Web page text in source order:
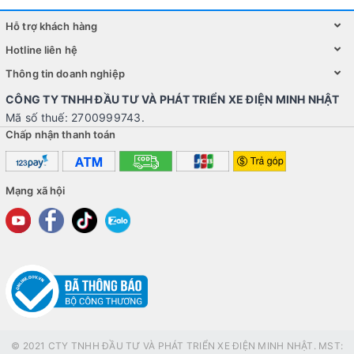
độ an toàn khi sử dụng xe vào ban đêm.
Tay lái thiết kế đơn giản, dễ dàng điều khiển xe.
Hệ thống phanh đĩa trước và sau, cho khả năng phanh tốt
Lợi ích của việc sử dụng xe máy điện DK GoGo S
Hỗ trợ khách hàng
Hotline liên hệ
Thông tin doanh nghiệp
CÔNG TY TNHH ĐẦU TƯ VÀ PHÁT TRIỂN XE ĐIỆN MINH NHẬT
Mã số thuế: 2700999743.
Chấp nhận thanh toán
Mạng xã hội
© 2021 CTY TNHH ĐẦU TƯ VÀ PHÁT TRIỂN XE ĐIỆN MINH NHẬT. MST: